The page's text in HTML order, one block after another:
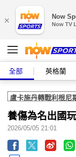
× Now
Now TV
全部 英格蘭
養傷為名出國
2026/05/05 21:01